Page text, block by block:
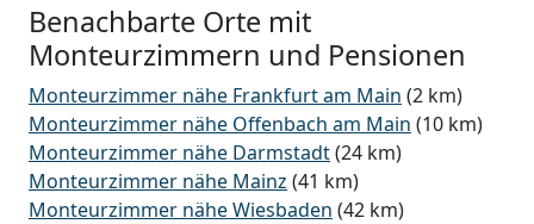
Benachbarte Orte mit
Monteurzimmern und Pensionen
Monteurzimmer nähe Frankfurt am Main (2 km)
Monteurzimmer nähe Offenbach am Main (10 km)
Monteurzimmer nähe Darmstadt(24 km)
Monteurzimmer nähe Mainz (41 km)
Monteurzimmer nähe Wiesbaden (42 km)